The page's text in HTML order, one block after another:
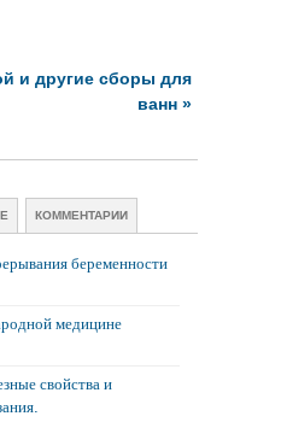
и другие сборы для
ванн »
КОММЕНТАРИИ
беременности
медицине
свойства и